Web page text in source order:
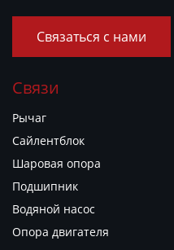
Связаться с нами
Связи
Рычаг
Сайлентблок
Шаровая опора
Подшипник
Водяной насос
Опора двигателя